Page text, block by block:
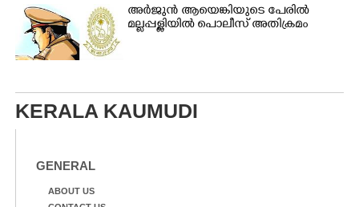
അർജുൻ ആയെങ്കിയുടെ പേരിൽ
മല്ലപ്പള്ളിയിൽ പൊലീസ് അതിക്രമം
KERALA KAUMUDI
GENERAL
ABOUT US